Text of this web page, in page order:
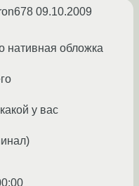
09.10.2009
нативная обложка
у вас